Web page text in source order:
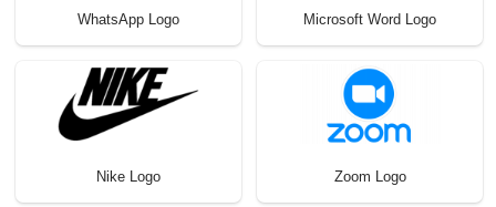
WhatsApp Logo Microsoft Word Logo
Nike Logo Zoom Logo